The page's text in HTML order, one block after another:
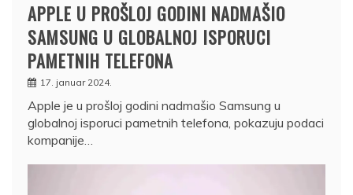
APPLE U PROŠLOJ GODINI NADMAŠIO
SAMSUNG U GLOBALNOJ ISPORUCI
PAMETNIH TELEFONA
17. januar 2024.
Apple je u prošloj godini nadmašio Samsung u
globalnoj isporuci pametnih telefona, pokazuju podaci
kompanije…